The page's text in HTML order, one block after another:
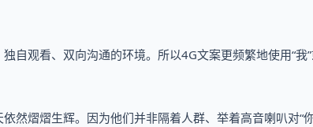
自观看、双向沟通的环境。所以4G文案更频繁地使用“我
然熠熠生辉。因为他们并非隔着人群、举着高音喇叭对“